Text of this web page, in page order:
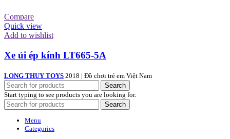
Compare
Quick view
Add to wishlist
Xe ủi ép kính LT665-5A
LONG THUY TOYS 2018 | Đồ chơi trẻ em Việt Nam
Search
Start typing to see products you are looking for.
Search
Menu
Categories